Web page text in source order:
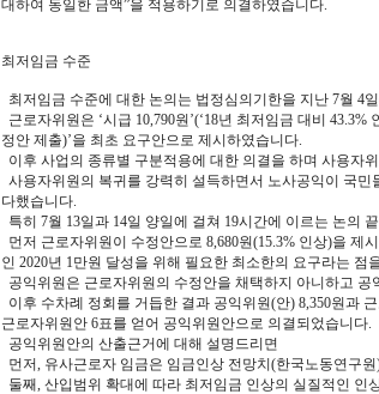
대하여 동일한 금액”을 적용하기로 의결하였습니다.
최저임금 수준
최저임금 수준에 대한 논의는 법정심의기한을 지난 7월 4
근로자위원은 ‘시급 10,790원’(‘18년 최저임금 대비
정안 제출)’을 최초 요구안으로 제시하였습니다.
이후 사업의 종류별 구분적용에 대한 의결을 하며 사용자
사용자위원의 복귀를 강력히 설득하면서 노사공익이 국
다했습니다.
특히 7월 13일과 14일 양일에 걸쳐 19시간에 이르는 논의
먼저 근로자위원이 수정안으로 8,680원(15.3% 인상)을
인 2020년 1만원 달성을 위해 필요한 최소한의 요구라는 점
공익위원은 근로자위원의 수정안을 채택하지 아니하고 공
이후 수차례 정회를 거듭한 결과 공익위원(안) 8,350원과
근로자위원안 6표를 얻어 공익위원안으로 의결되었습니다.
공익위원안의 산출근거에 대해 설명드리면
먼저, 유사근로자 임금은 임금인상 전망치(한국노동연구
둘째, 산입범위 확대에 따라 최저임금 인상의 실질적인